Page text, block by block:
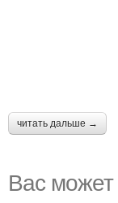
читать дальше →
Вас может